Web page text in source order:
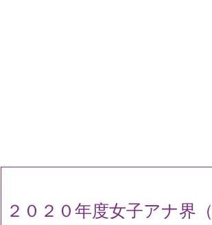
２０２０年度女子アナ界